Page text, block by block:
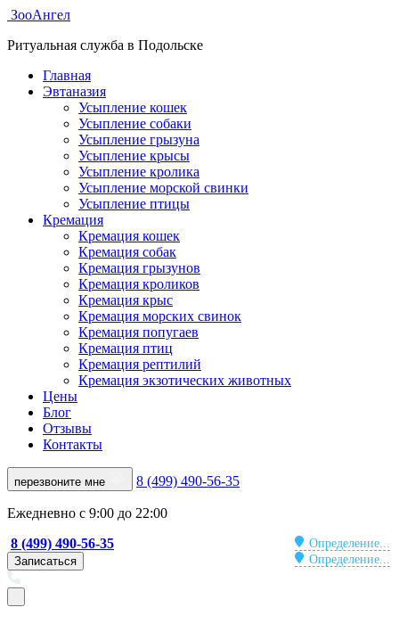
ЗооАнгел
Ритуальная служба в Подольске
Главная
Эвтаназия
Усыпление кошек
Усыпление собаки
Усыпление грызуна
Усыпление крысы
Усыпление кролика
Усыпление морской свинки
Усыпление птицы
Кремация
Кремация кошек
Кремация собак
Кремация грызунов
Кремация кроликов
Кремация крыс
Кремация морских свинок
Кремация попугаев
Кремация птиц
Кремация рептилий
Кремация экзотических животных
Цены
Блог
Отзывы
Контакты
перезвоните мне 8 (499) 490-56-35
Ежедневно с 9:00 до 22:00
Определение...
8 (499) 490-56-35
Определение...
Записаться